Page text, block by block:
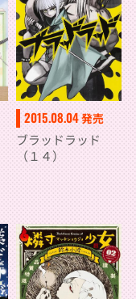
2015.08.04発売
ブラッドラッド
（１４）